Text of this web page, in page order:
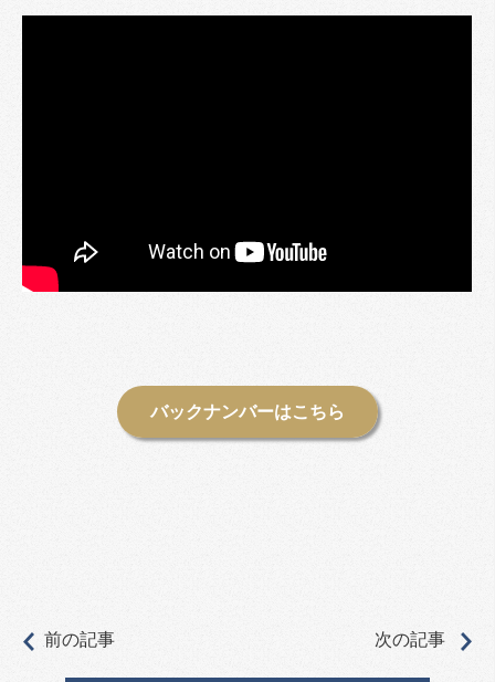
バックナンバーはこちら
前の記事 次の記事